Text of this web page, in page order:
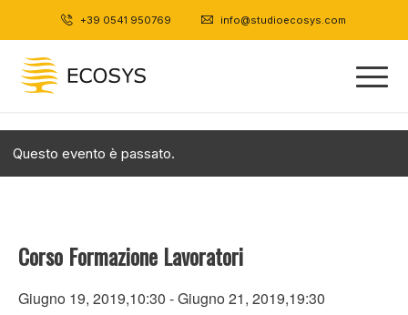
+39 0541 950769 info@studioecosys.com
Questo evento è passato.
Corso Formazione Lavoratori
Giugno 19, 2019,10:30 -Giugno 21, 2019,19:30